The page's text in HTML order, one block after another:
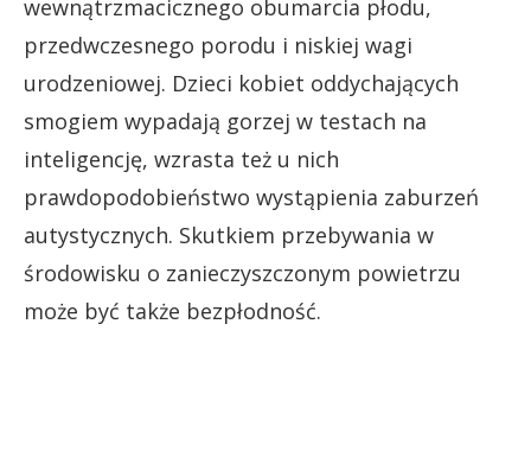
wewnątrzmacicznego obumarcia płodu,
przedwczesnego porodu i niskiej wagi
urodzeniowej. Dzieci kobiet oddychających
smogiem wypadają gorzej w testach na
inteligencję, wzrasta też u nich
prawdopodobieństwo wystąpienia zaburzeń
autystycznych. Skutkiem przebywania w
środowisku o zanieczyszczonym powietrzu
może być także bezpłodność.